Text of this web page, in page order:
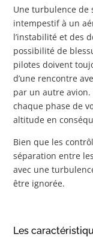
Une turbulence de
intempestif à un
l’instabilité et des
possibilité de
pilotes doivent
d’une rencontre
par un autre
chaque phase de
altitude en
Bien que les
séparation entre
avec une
être ignorée.
Les